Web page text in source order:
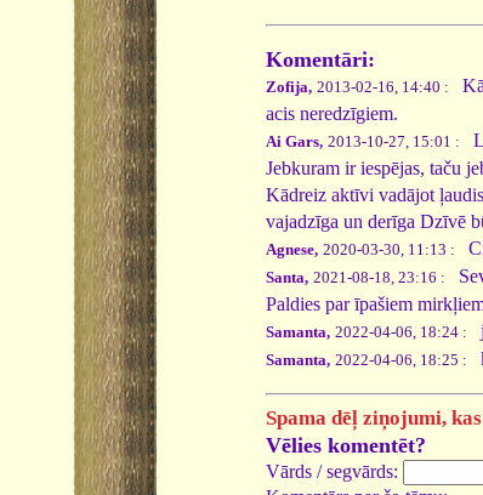
Komentāri:
Zofija, 2013-02-16, 14:40 :
acis neredzīgiem.
Ai Gars, 2013-10-27, 15:01 :
Jebkuram ir iespējas, taču
Kādreiz aktīvi vadājot
vajadzīga un derīga Dzīvē
Agnese, 2020-03-30, 11:13 :
Santa, 2021-08-18, 23:16 :
Paldies par īpašiem
Samanta, 2022-04-06, 18:24 :
Samanta, 2022-04-06, 18:25 :
Spama dēļ ziņojumi,
Vēlies komentēt?
Vārds / segvārds: